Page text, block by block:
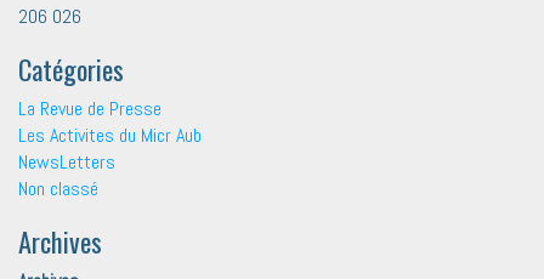
206 026
Catégories
La Revue de Presse
Les Activites du Micr Aub
NewsLetters
Non classé
Archives